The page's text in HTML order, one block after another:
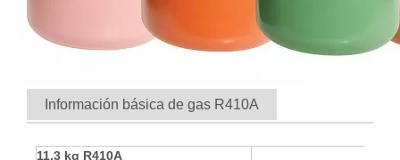
Información básica de gas R410A
11.3 kg R410A